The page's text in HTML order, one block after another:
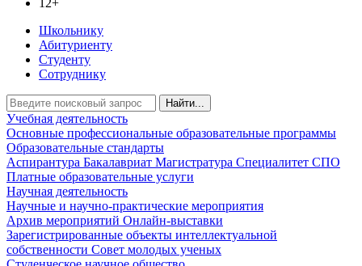
Школьнику
Абитуриенту
Студенту
Сотруднику
Найти...
Учебная деятельность
Основные профессиональные образовательные программы
Образовательные стандарты
Аспирантура Бакалавриат Магистратура Специалитет СПО
Платные образовательные услуги
Научная деятельность
Научные и научно-практические мероприятия
Архив мероприятий Онлайн-выставки
Зарегистрированные объекты интеллектуальной
собственности Совет молодых ученых